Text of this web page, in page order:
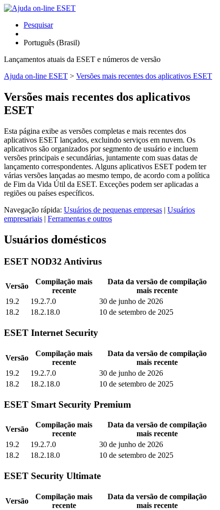
Pesquisar
Português (Brasil)
Lançamentos atuais da ESET e números de versão
Ajuda on-line ESET > Versões mais recentes dos aplicativos ESET
Versões mais recentes dos aplicativos
ESET
Esta página exibe as versões completas e mais recentes dos
aplicativos ESET lançados, excluindo serviços em nuvem. Os
aplicativos são organizados por segmento de usuário e incluem
versões principais e secundárias, juntamente com suas datas de
lançamento correspondentes. Alguns aplicativos ESET podem ter
várias versões lançadas ao mesmo tempo, de acordo com a política
de Fim da Vida Útil da ESET. Exceções podem ser aplicadas a
regiões ou países específicos.
Navegação rápida: Usuários de pequenas empresas | Usuários
empresariais | Ferramentas e outros
Usuários domésticos
ESET NOD32 Antivirus
Versão
Compilação mais
recente
Data da versão de compilação
mais recente
19.2
19.2.7.0
30 de junho de 2026
18.2
18.2.18.0 10 de setembro de 2025
ESET Internet Security
Versão
Compilação mais
recente
Data da versão de compilação
mais recente
19.2
19.2.7.0
30 de junho de 2026
18.2
18.2.18.0 10 de setembro de 2025
ESET Smart Security Premium
Versão
Compilação mais
recente
Data da versão de compilação
mais recente
19.2
19.2.7.0
30 de junho de 2026
18.2
18.2.18.0 10 de setembro de 2025
ESET Security Ultimate
Versão
Compilação mais
recente
Data da versão de compilação
mais recente